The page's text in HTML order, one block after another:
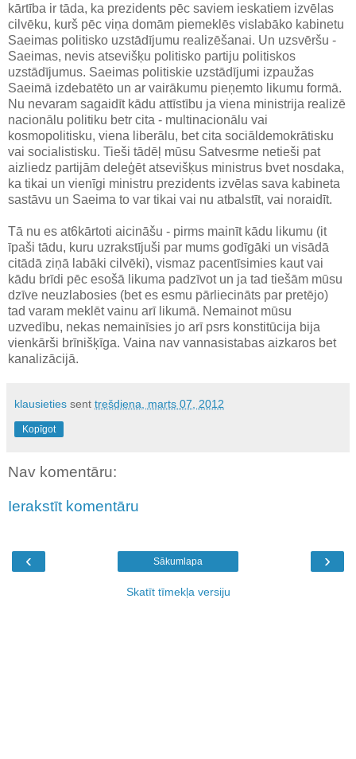
kārtība ir tāda, ka prezidents pēc saviem ieskatiem izvēlas
cilvēku, kurš pēc viņa domām piemeklēs vislabāko kabinetu
Saeimas politisko uzstādījumu realizēšanai. Un uzsvēršu -
Saeimas, nevis atsevišķu politisko partiju politiskos
uzstādījumus. Saeimas politiskie uzstādījumi izpaužas
Saeimā izdebatēto un ar vairākumu pieņemto likumu formā.
Nu nevaram sagaidīt kādu attīstību ja viena ministrija realizē
nacionālu politiku betr cita - multinacionālu vai
kosmopolitisku, viena liberālu, bet cita sociāldemokrātisku
vai socialistisku. Tieši tādēļ mūsu Satvesrme netieši pat
aizliedz partijām deleģēt atsevišķus ministrus bvet nosdaka,
ka tikai un vienīgi ministru prezidents izvēlas sava kabineta
sastāvu un Saeima to var tikai vai nu atbalstīt, vai noraidīt.
Tā nu es at6kārtoti aicināšu - pirms mainīt kādu likumu (it
īpaši tādu, kuru uzrakstījuši par mums godīgāki un visādā
citādā ziņā labāki cilvēki), vismaz pacentīsimies kaut vai
kādu brīdi pēc esošā likuma padzīvot un ja tad tiešām mūsu
dzīve neuzlabosies (bet es esmu pārliecināts par pretējo)
tad varam meklēt vainu arī likumā. Nemainot mūsu
uzvedību, nekas nemainīsies jo arī psrs konstitūcija bija
vienkārši brīnišķīga. Vaina nav vannasistabas aizkaros bet
kanalizācijā.
klausieties sent trešdiena, marts 07, 2012
Kopīgot
Nav komentāru:
Ierakstīt komentāru
‹ ›
Sākumlapa
Skatīt tīmekļa versiju